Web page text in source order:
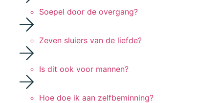
Soepel door de overgang?
Zeven sluiers van de liefde?
Is dit ook voor mannen?
Hoe doe ik aan zelfbeminning?